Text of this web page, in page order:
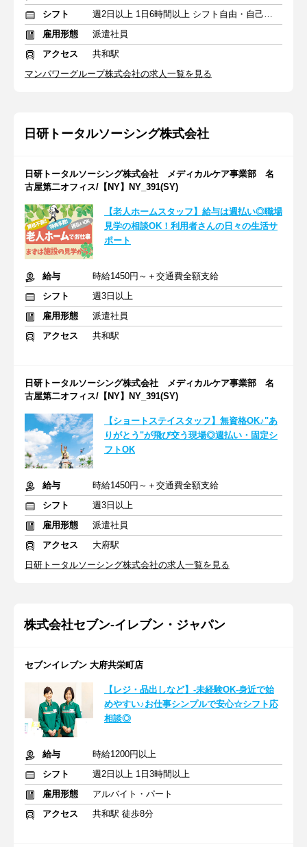
シフト
週2日以上 1日6時間以上 シフト自由・自己申告
雇用形態
派遣社員
アクセス
共和駅
マンパワーグループ株式会社の求人一覧を見る
日研トータルソーシング株式会社
日研トータルソーシング株式会社 メディカルケア事業部 名
古屋第二オフィス/【NY】NY_391(SY)
【老人ホームスタッフ】給与は週払い◎職場
見学の相談OK！利用者さんの日々の生活サ
ポート
給与
時給1450円～＋交通費全額支給
シフト
週3日以上
雇用形態
派遣社員
アクセス
共和駅
日研トータルソーシング株式会社 メディカルケア事業部 名
古屋第二オフィス/【NY】NY_391(SY)
【ショートステイスタッフ】無資格OK♪"あ
りがとう"が飛び交う現場◎週払い・固定シ
フトOK
給与
時給1450円～＋交通費全額支給
シフト
週3日以上
雇用形態
派遣社員
アクセス
大府駅
日研トータルソーシング株式会社の求人一覧を見る
株式会社セブン-イレブン・ジャパン
セブンイレブン 大府共栄町店
【レジ・品出しなど】-未経験OK-身近で始
めやすい♪お仕事シンプルで安心☆シフト応
相談◎
給与
時給1200円以上
シフト
週2日以上 1日3時間以上
雇用形態
アルバイト・パート
アクセス
共和駅 徒歩8分